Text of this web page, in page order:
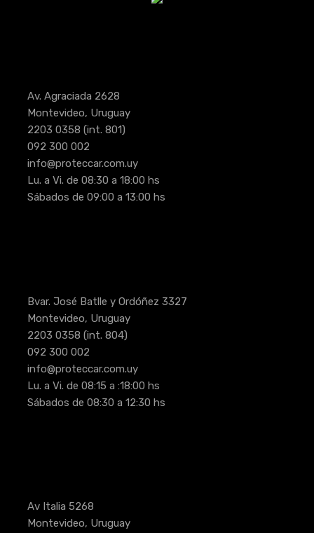
Av. Agraciada 2628
Montevideo, Uruguay
2203 0358 (int. 801)
092 300 002
info@proteccar.com.uy
Lu. a Vi. de 08:30 a 18:00 hs
Sábados de 09:00 a 13:00 hs
Bvar. José Batlle y Ordóñez 3327
Montevideo, Uruguay
2203 0358 (int. 804)
092 300 002
info@proteccar.com.uy
Lu. a Vi. de 08:15 a :18:00 hs
Sábados de 08:30 a 12:30 hs
Av Italia 5268
Montevideo, Uruguay